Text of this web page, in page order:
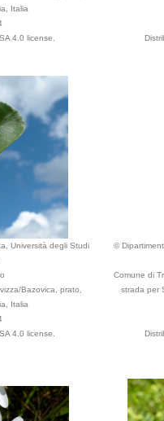
Italia
4.0 license.
Università degli Studi
Bazovica, prato,
Italia
4.0 license.
©
Comune di
strada per